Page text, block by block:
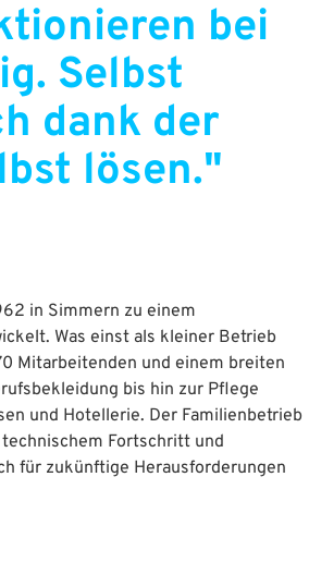
bei
Selbst
dank der
lösen."
in Simmern zu einem
Was einst als kleiner Betrieb
Mitarbeitenden und einem breiten
bis hin zur Pflege
und Hotellerie. Der Familienbetrieb
Fortschritt und
für zukünftige Herausforderungen